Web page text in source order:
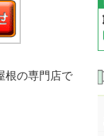
根の専門店で